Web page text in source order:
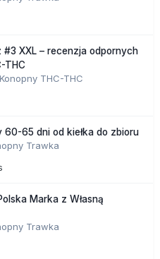
XXL – recenzja odpornych
THC
THC-THC
60-65 dni od kiełka do zbioru
Trawka
Marka z Własną
Trawka